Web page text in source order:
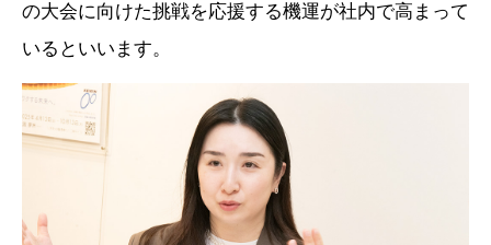
の大会に向けた挑戦を応援する機運が社内で高まって
いるといいます。